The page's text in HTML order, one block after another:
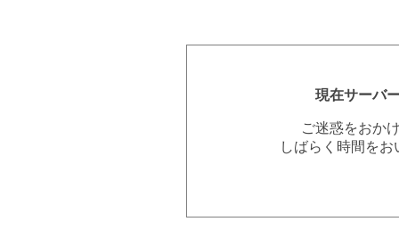
現在サーバ
ご迷惑をおか
しばらく時間を